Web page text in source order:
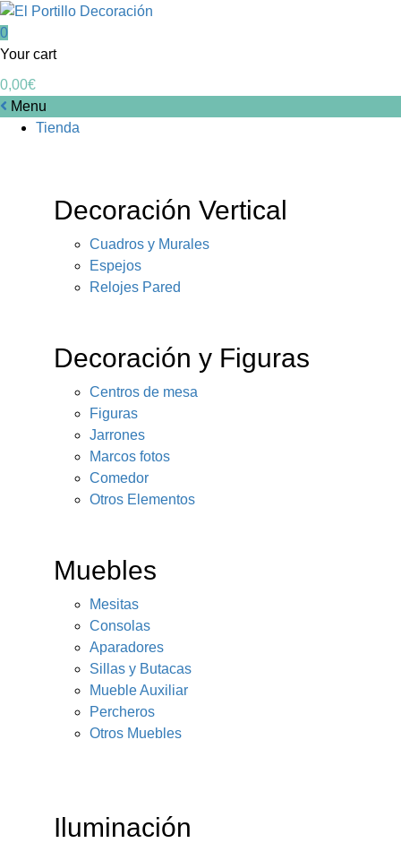
0
Your cart
0,00€
Menu
Tienda
Decoración Vertical
Cuadros y Murales
Espejos
Relojes Pared
Decoración y Figuras
Centros de mesa
Figuras
Jarrones
Marcos fotos
Comedor
Otros Elementos
Muebles
Mesitas
Consolas
Aparadores
Sillas y Butacas
Mueble Auxiliar
Percheros
Otros Muebles
Iluminación